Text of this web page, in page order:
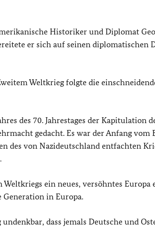
Historiker und Diplomat
er sich auf seinen diplomatischen
Weltkrieg folgte die
des 70. Jahrestages der Kapitulation
gedacht. Es war der Anfang
des von Nazideutschland entfachten
Weltkriegs ein neues, versöhntes
in Europa.
undenkbar, dass jemals Deutsche und